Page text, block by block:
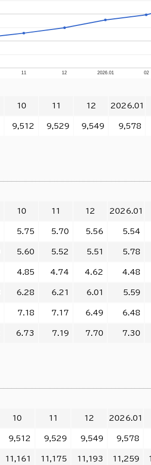
11 12 2026.01 02
10 11 12 2026.01
9,512 9,529 9,549 9,578
10 11 12 2026.01
5.75 5.70 5.56 5.54
5.60 5.52 5.51 5.78
4.85 4.74 4.62 4.48
6.28 6.21 6.01 5.59
7.18 7.17 6.49 6.48
6.73 7.19 7.70 7.30
10 11 12 2026.01
9,512 9,529 9,549 9,578
11,161 11,175 11,193 11,259